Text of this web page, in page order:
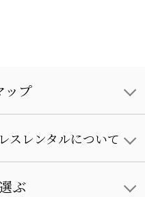
ップ
スレンタルについて
ぶ